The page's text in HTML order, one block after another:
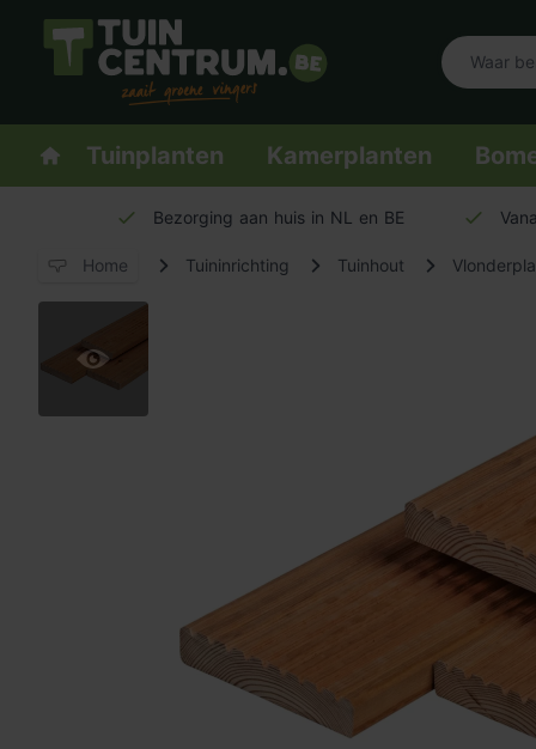
Logo Tuincentrum.be
Homepage
Tuinplanten Kamerplanten
Bezorging aan huis in NL en BE
Home Tuininrichting Tuinhout